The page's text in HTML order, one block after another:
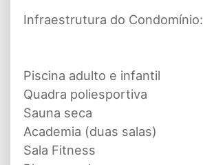
Infraestrutura do Condomínio:
Piscina adulto e infantil
Quadra poliesportiva
Sauna seca
Academia (duas salas)
Sala Fitness